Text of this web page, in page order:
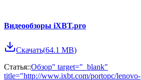
Видеообзоры iXBT.pro
Скачать(64.1 MB)
Статья::Обзор" target="_blank"
title="http://www.ixbt.com/portopc/lenovo-